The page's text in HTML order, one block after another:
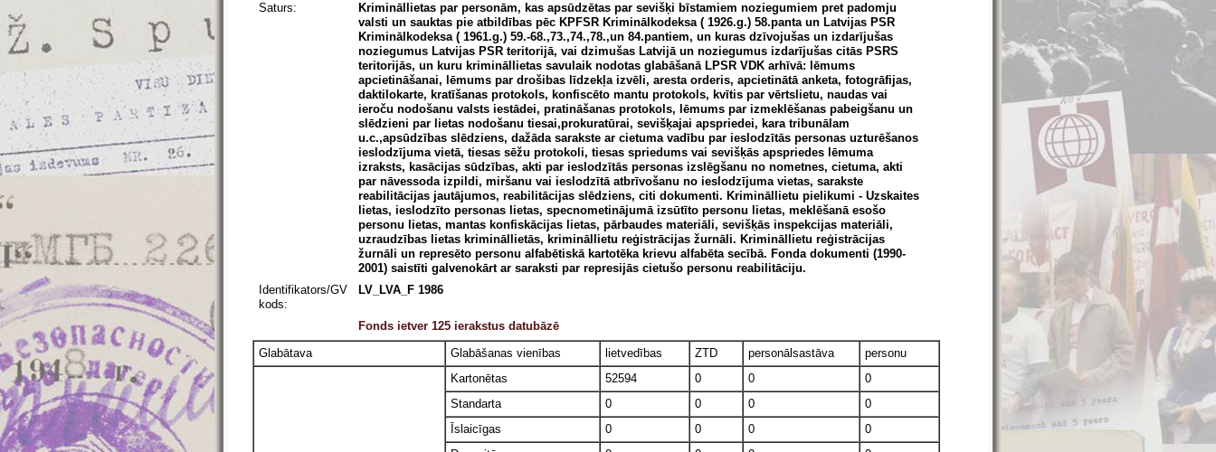
Saturs:
Krimināllietas par personām, kas apsūdzētas par sevišķi bīstamiem noziegumiem pret padomju
valsti un sauktas pie atbildības pēc KPFSR Kriminālkodeksa ( 1926.g.) 58.panta un Latvijas PSR
Kriminālkodeksa ( 1961.g.) 59.-68.,73.,74.,78.,un 84.pantiem, un kuras dzīvojušas un izdarījušas
noziegumus Latvijas PSR teritorijā, vai dzimušas Latvijā un noziegumus izdarījušas citās PSRS
teritorijās, un kuru krimināllietas savulaik nodotas glabāšanā LPSR VDK arhīvā: lēmums
apcietināšanai, lēmums par drošibas līdzekļa izvēli, aresta orderis, apcietinātā anketa, fotogrāfijas,
daktilokarte, kratīšanas protokols, konfiscēto mantu protokols, kvītis par vērtslietu, naudas vai
ieroču nodošanu valsts iestādei, pratināšanas protokols, lēmums par izmeklēšanas pabeigšanu un
slēdzieni par lietas nodošanu tiesai,prokuratūrai, sevišķajai apspriedei, kara tribunālam
u.c.,apsūdzības slēdziens, dažāda sarakste ar cietuma vadību par ieslodzītās personas uzturēšanos
ieslodzījuma vietā, tiesas sēžu protokoli, tiesas spriedums vai sevišķās apspriedes lēmuma
izraksts, kasācijas sūdzības, akti par ieslodzītās personas izslēgšanu no nometnes, cietuma, akti
par nāvessoda izpildi, miršanu vai ieslodzītā atbrīvošanu no ieslodzījuma vietas, sarakste
reabilitācijas jautājumos, reabilitācijas slēdziens, citi dokumenti. Krimināllietu pielikumi - Uzskaites
lietas, ieslodzīto personas lietas, specnometinājumā izsūtīto personu lietas, meklēšanā esošo
personu lietas, mantas konfiskācijas lietas, pārbaudes materiāli, sevišķās inspekcijas materiāli,
uzraudzības lietas krimināllietās, krimināllietu reģistrācijas žurnāli. Krimināllietu reģistrācijas
žurnāli un represēto personu alfabētiskā kartotēka krievu alfabēta secībā. Fonda dokumenti (1990-
2001) saistīti galvenokārt ar saraksti par represijās cietušo personu reabilitāciju.
Identifikators/GV
kods:
LV_LVA_F 1986
Fonds ietver 125 ierakstus datubāzē
Glabātava
Glabāšanas vienības lietvedības ZTD personālsastāva
personu
Kartonētas
52594 0 0
0
Standarta
0 0 0
0
Īslaicīgas
0 0 0
0